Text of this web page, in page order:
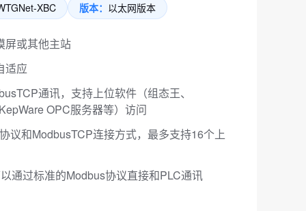
XBC 版本： 以太网版本
屏或其他主站
适应
通讯，支持上位软件（组态王、
OPC服务器等）访问
议和ModbusTCP连接方式，最多支持16个上
通过标准的Modbus协议直接和PLC通讯